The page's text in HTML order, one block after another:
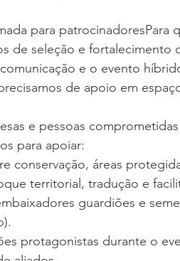
para patrocinadoresPara
de seleção e fortalecimento
e o evento
de apoio em
e pessoas
para apoiar:
conservação, áreas
territorial, tradução e
guardiões e
protagonistas durante o